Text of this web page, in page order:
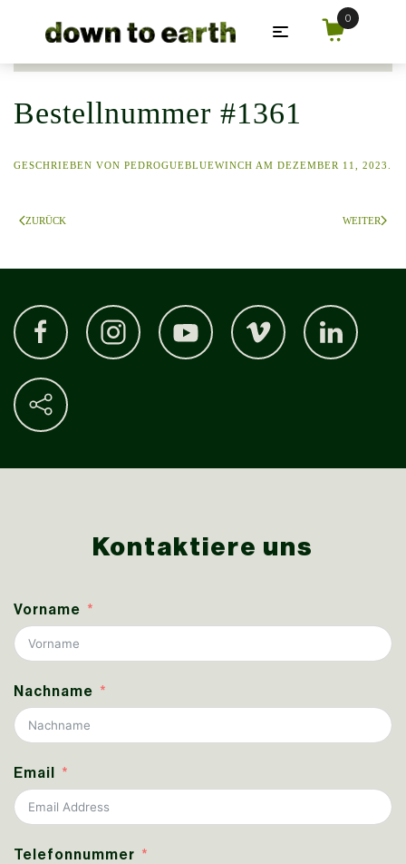
Zum Hauptinhalt springen
Bestellnummer #1361
GESCHRIEBEN VON PEDROGUEBLUEWINCH AM DEZEMBER 11, 2023
ZURÜCK WEITER
Kontaktiere uns
Vorname
Nachname
Email
Telefonnummer